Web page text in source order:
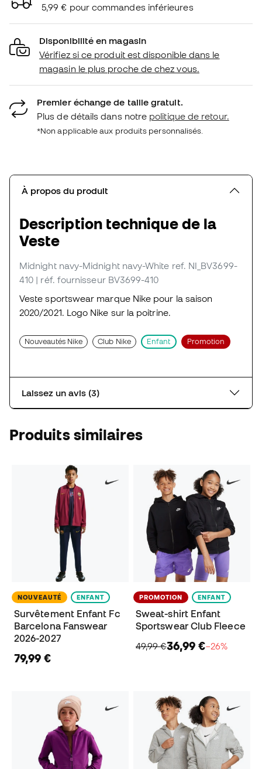
5,99 € pour commandes inférieures
Disponibilité en magasin
Vérifiez si ce produit est disponible dans le
magasin le plus proche de chez vous.
Premier échange de taille gratuit.
Plus de détails dans notre politique de retour.
*Non applicable aux produits personnalisés.
À propos du produit
Description technique de la
Veste
Midnight navy-Midnight navy-White ref. NI_BV3699-
410 | réf. fournisseur BV3699-410
Veste sportswear marque Nike pour la saison
2020/2021. Logo Nike sur la poitrine.
Nouveautés Nike Club Nike Enfant Promotion
Laissez un avis (3)
Produits similaires
NOUVEAUTÉ ENFANT
Survêtement Enfant Fc
Barcelona Fanswear
2026-2027
79,99 €
PROMOTION ENFANT
Sweat-shirt Enfant
Sportswear Club Fleece
49,99 €36,99 €−26%